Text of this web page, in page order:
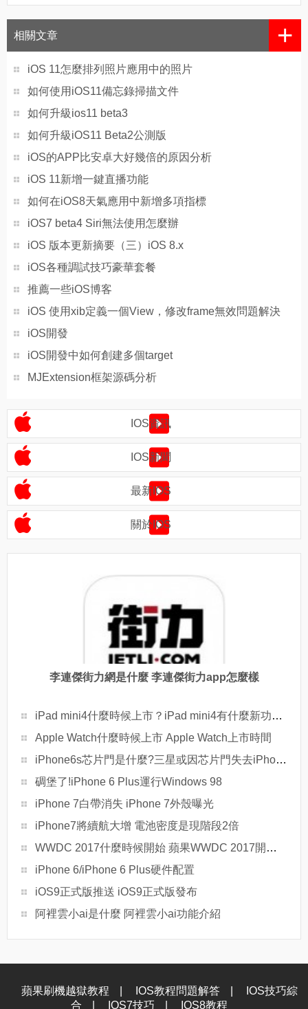
相關文章 +
iOS 11怎麼排列照片應用中的照片
如何使用iOS11備忘錄掃描文件
如何升級ios11 beta3
如何升級iOS11 Beta2公測版
iOS的APP比安卓大好幾倍的原因分析
iOS 11新增一鍵直播功能
如何在iOS8天氣應用中新增多項指標
iOS7 beta4 Siri無法使用怎麼辦
iOS 版本更新摘要（三）iOS 8.x
iOS各種調試技巧豪華套餐
推薦一些iOS博客
iOS 使用xib定義一個View，修改frame無效問題解決
iOS開發
iOS開發中如何創建多個target
MJExtension框架源碼分析
IOS資訊
IOS新聞
最新IOS
關於IOS
李連傑街力網是什麼 李連傑街力app怎麼樣
iPad mini4什麼時候上市？iPad mini4有什麼新功能？
Apple Watch什麼時候上市 Apple Watch上市時間
iPhone6s芯片門是什麼?三星或因芯片門失去iPhone7芯片訂單
碉堡了!iPhone 6 Plus運行Windows 98
iPhone 7白帶消失 iPhone 7外殼曝光
iPhone7將續航大增 電池密度是現階段2倍
WWDC 2017什麼時候開始 蘋果WWDC 2017開始時間看點介紹
iPhone 6/iPhone 6 Plus硬件配置
iOS9正式版推送 iOS9正式版發布
阿裡雲小ai是什麼 阿裡雲小ai功能介紹
蘋果刷機越獄教程 IOS教程問題解答
IOS技巧綜
合
IOS7技巧 IOS8教程